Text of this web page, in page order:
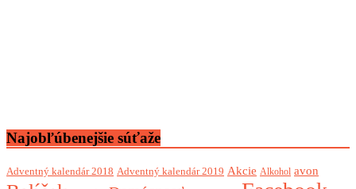
Najobľúbenejšie súťaže
Adventný kalendár 2018 Adventný kalendár 2019 Akcie Alkohol avon